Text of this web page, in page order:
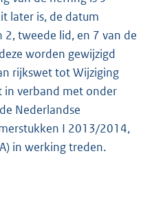
later is, de datum
tweede lid, en 7 van de
worden gewijzigd
rijkswet tot Wijziging
in verband met onder
Nederlandse
I 2013/2014,
in werking treden.